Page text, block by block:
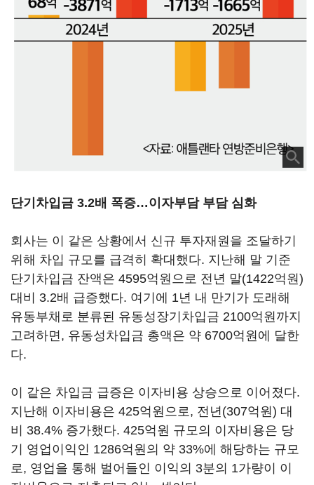
단기차입금 3.2배 폭증…이자부담 부담 심화
회사는 이 같은 상황에서 신규 투자재원을 조달하기
위해 차입 규모를 급격히 확대했다. 지난해 말 기준
단기차입금 잔액은 4595억원으로 전년 말(1422억원)
대비 3.2배 급증했다. 여기에 1년 내 만기가 도래해
유동부채로 분류된 유동성장기차입금 2100억원까지
고려하면, 유동성차입금 총액은 약 6700억원에 달한
다.
이 같은 차입금 급증은 이자비용 상승으로 이어졌다.
지난해 이자비용은 425억원으로, 전년(307억원) 대
비 38.4% 증가했다. 425억원 규모의 이자비용은 당
기 영업이익인 1286억원의 약 33%에 해당하는 규모
로, 영업을 통해 벌어들인 이익의 3분의 1가량이 이